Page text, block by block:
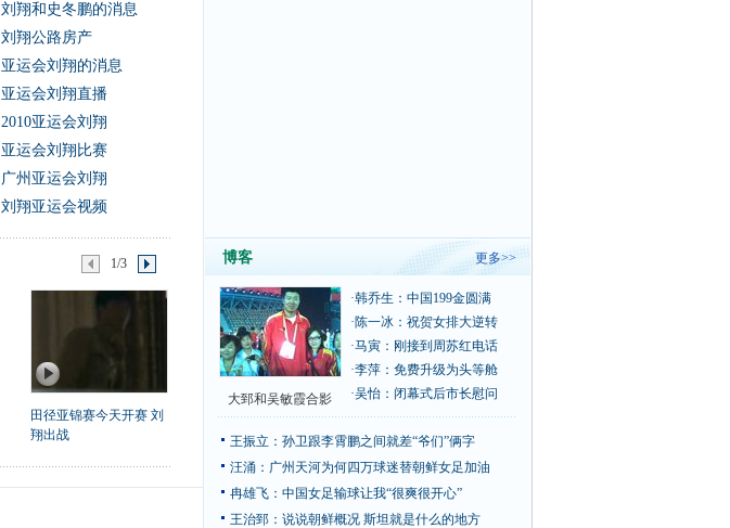
刘翔和史冬鹏的消息
刘翔公路房产
亚运会刘翔的消息
亚运会刘翔直播
2010亚运会刘翔
亚运会刘翔比赛
广州亚运会刘翔
刘翔亚运会视频
1/3
田径亚锦赛今天开赛 刘
翔出战
博客 更多>>
大郅和吴敏霞合影
·韩乔生：中国199金圆满
·陈一冰：祝贺女排大逆转
·马寅：刚接到周苏红电话
·李萍：免费升级为头等舱
·吴怡：闭幕式后市长慰问
王振立：孙卫跟李霄鹏之间就差“爷们”俩字
汪涌：广州天河为何四万球迷替朝鲜女足加油
冉雄飞：中国女足输球让我“很爽很开心”
王治郅：说说朝鲜概况 斯坦就是什么的地方